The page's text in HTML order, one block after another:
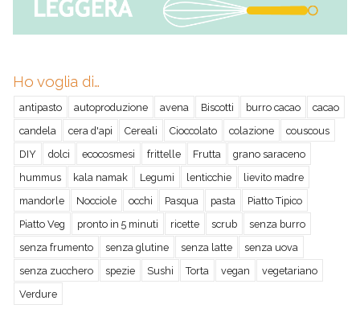
Ho voglia di…
antipasto autoproduzione avena Biscotti burro cacao
cacao
candela
cera d'api Cereali Cioccolato colazione
couscous
DIY
dolci ecocosmesi frittelle Frutta
grano saraceno
hummus
kala namak Legumi lenticchie
lievito madre
mandorle
Nocciole occhi Pasqua pasta
Piatto Tipico
Piatto Veg
pronto in 5 minuti ricette scrub
senza burro
senza frumento
senza glutine senza latte
senza uova
senza zucchero
spezie Sushi Torta vegan
vegetariano
Verdure